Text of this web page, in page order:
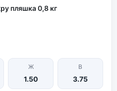
пляшка 0,8 кг
Ж
1.50
В
3.75